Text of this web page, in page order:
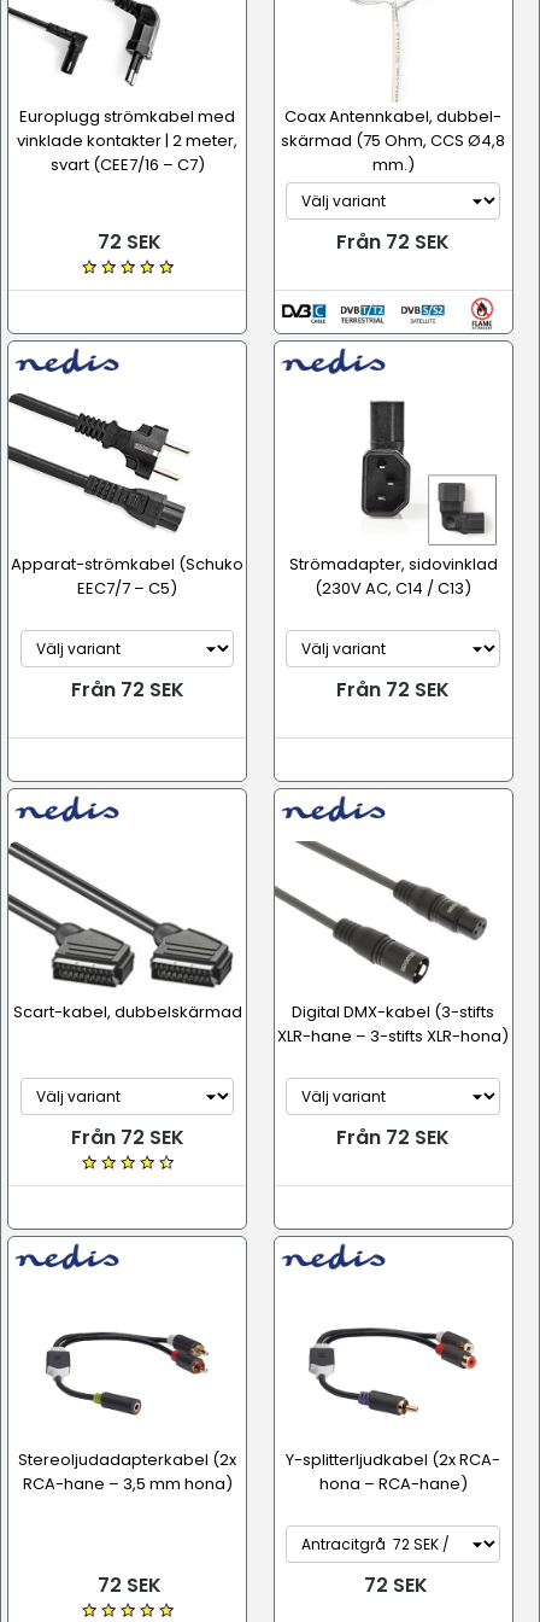
Europlugg strömkabel med
vinklade kontakter | 2 meter,
svart (CEE7/16 – C7)
72 SEK
Coax Antennkabel, dubbel­
skärmad (75 Ohm, CCS Ø4,8
mm.)
Från 72 SEK
Apparat-strömkabel (Schuko
EEC7/7 – C5)
Från 72 SEK
Strömadapter, sidovinklad
(230V AC, C14 / C13)
Från 72 SEK
Scart-kabel, dubbelskärmad
Från 72 SEK
Digital DMX-kabel (3-stifts
XLR-hane – 3-stifts XLR-hona)
Från 72 SEK
Stereoljudadapterkabel (2x
RCA-hane – 3,5 mm hona)
72 SEK
Y-splitterljudkabel (2x RCA-
hona – RCA-hane)
72 SEK